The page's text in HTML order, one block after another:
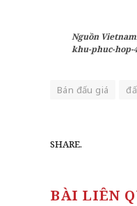
Nguồn
khu-phuc-hop-
Bán đấu giá
SHARE.
BÀI LIÊN